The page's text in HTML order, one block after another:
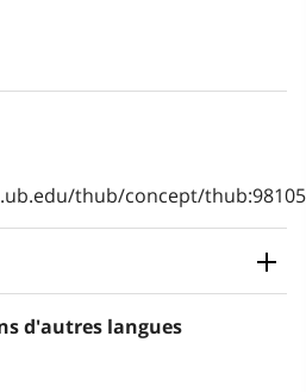
thub/concept/
d'autres langues